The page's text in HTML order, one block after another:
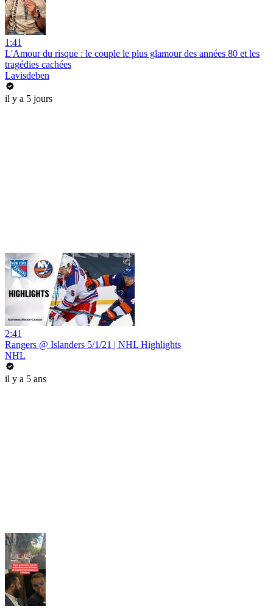
1:41
L'Amour du risque : le couple le plus glamour des années 80 et les
tragédies cachées
Lavisdeben
il y a 5 jours
2:41
Rangers @ Islanders 5/1/21 | NHL Highlights
NHL
il y a 5 ans